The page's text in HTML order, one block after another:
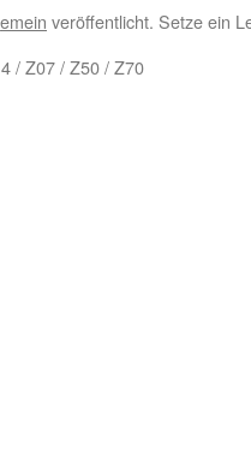
veröffentlicht. Setze ein
/ Z07 / Z50 / Z70